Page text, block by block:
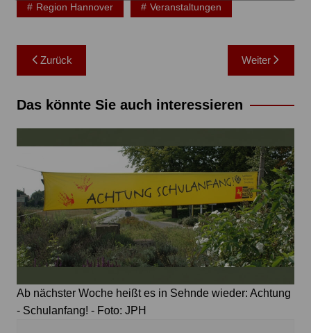
Region Hannover Veranstaltungen
Beitragsnavigation
Zurück Weiter
Das könnte Sie auch interessieren
Ab nächster Woche heißt es in Sehnde wieder: Achtung
- Schulanfang! - Foto: JPH